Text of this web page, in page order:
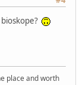
place and worth